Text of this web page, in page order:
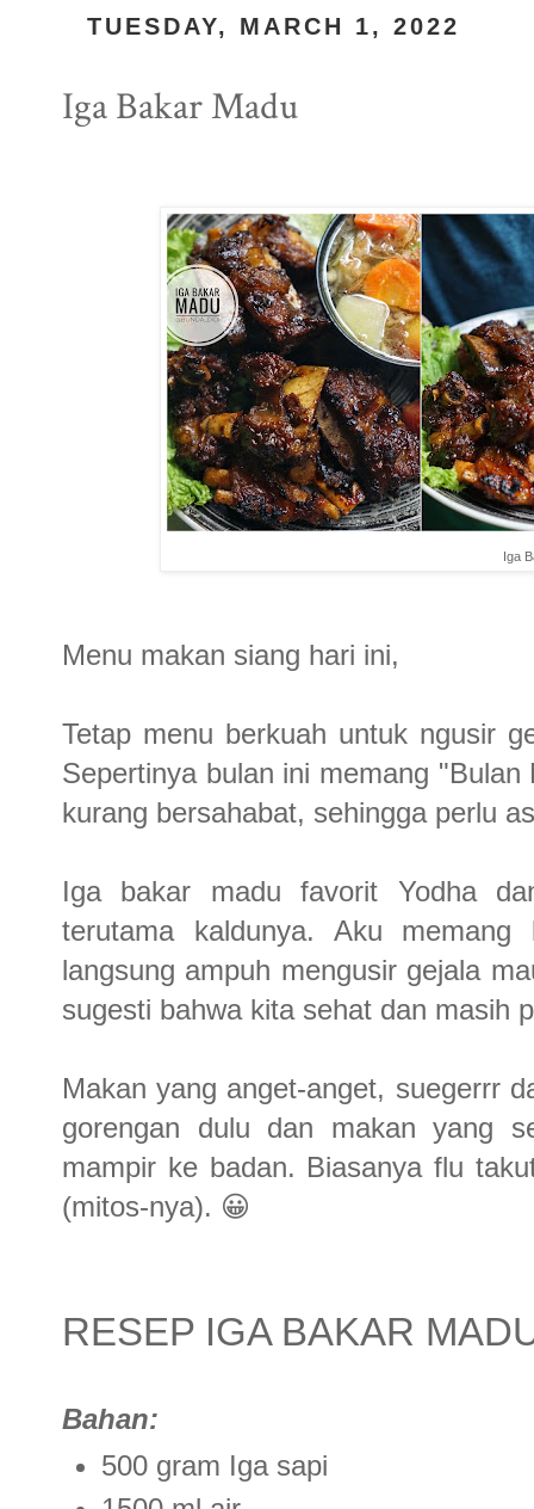
TUESDAY, MARCH 1, 2022
Iga Bakar Madu
Iga
Menu makan siang hari ini,
Tetap menu berkuah untuk ngusir
Sepertinya bulan ini memang
kurang bersahabat, sehingga perlu
Iga bakar madu favorit Yodha
terutama kaldunya. Aku
langsung ampuh mengusir gejala
sugesti bahwa kita sehat dan masih
Makan yang anget-anget, suegerrr
gorengan dulu dan makan yang
mampir ke badan. Biasanya flu
(mitos-nya). 😀
RESEP IGA BAKAR
Bahan:
500 gram Iga sapi